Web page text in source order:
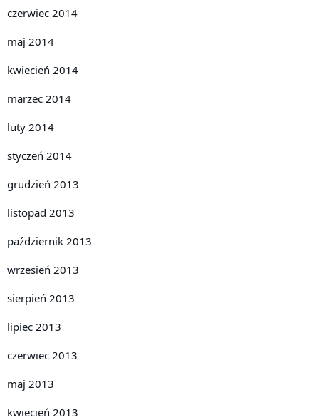
czerwiec 2014
maj 2014
kwiecień 2014
marzec 2014
luty 2014
styczeń 2014
grudzień 2013
listopad 2013
październik 2013
wrzesień 2013
sierpień 2013
lipiec 2013
czerwiec 2013
maj 2013
kwiecień 2013